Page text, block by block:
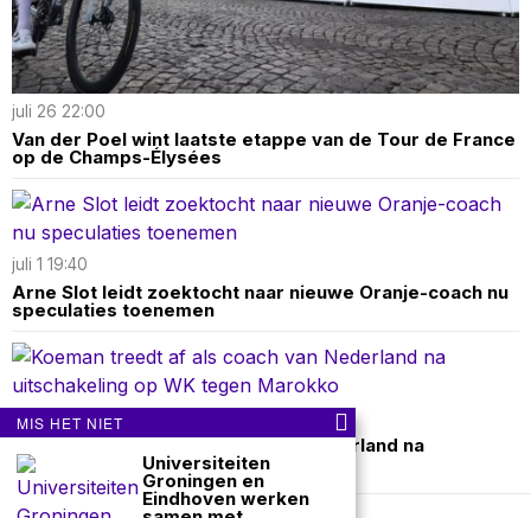
juli 26 22:00
Van der Poel wint laatste etappe van de Tour de France
op de Champs-Élysées
juli 1 19:40
Arne Slot leidt zoektocht naar nieuwe Oranje-coach nu
speculaties toenemen
juli 1 07:30
Koeman treedt af als coach van Nederland na
uitschakeling op WK tegen Marokko
MIS HET NIET
Universiteiten
Groningen en
Eindhoven werken